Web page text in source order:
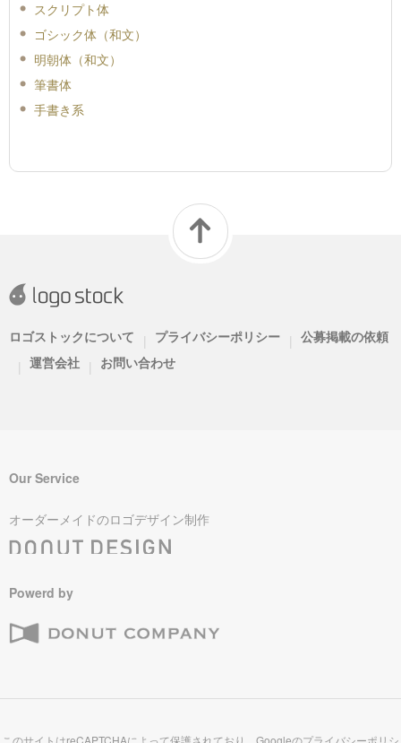
スクリプト体
ゴシック体（和文）
明朝体（和文）
筆書体
手書き系
ロゴストックについて | プライバシーポリシー | 公募掲載の依頼
| 運営会社 | お問い合わせ
Our Service
オーダーメイドのロゴデザイン制作
Powerd by
このサイトはreCAPTCHAによって保護されており、Googleのプライバシーポリシ